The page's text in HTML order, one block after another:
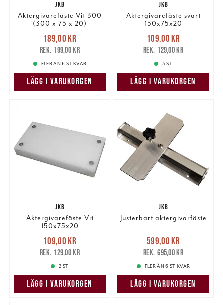
JKB
Aktergivarefäste Vit 300
(300 x 75 x 20)
Nuvarande pris
189,00 krTidigare pris
199,00 kr
189,00 kr
199,00 kr
FLER ÄN 6 ST KVAR
LÄGG I VARUKORGEN
JKB
Aktergivarefäste svart
150x75x20
Nuvarande pris
109,00 krTidigare pris
129,00 kr
109,00 kr
129,00 kr
3 ST
LÄGG I VARUKORGEN
JKB
Aktergivarefäste Vit
150x75x20
Nuvarande pris
109,00 krTidigare pris
129,00 kr
109,00 kr
129,00 kr
2 ST
LÄGG I VARUKORGEN
JKB
Justerbart aktergivarfäste
Nuvarande pris
599,00 krTidigare pris
695,00 kr
599,00 kr
695,00 kr
FLER ÄN 6 ST KVAR
LÄGG I VARUKORGEN